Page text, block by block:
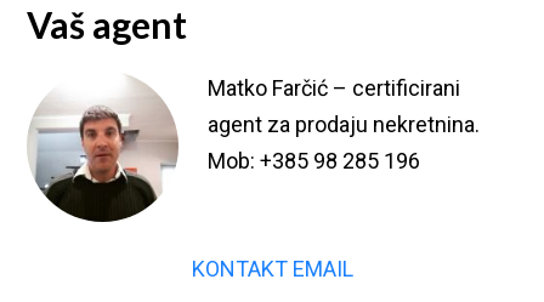
Vaš agent
Matko Farčić – certificirani
agent za prodaju nekretnina.
Mob: +385 98 285 196
KONTAKT EMAIL